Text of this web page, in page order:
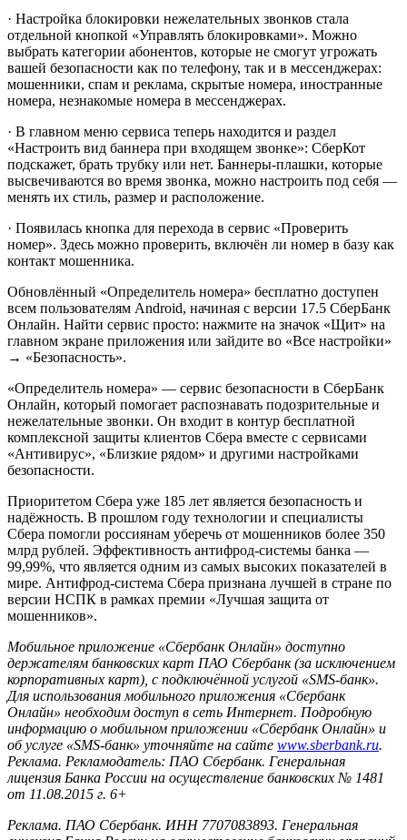
· Настройка блокировки нежелательных звонков стала
отдельной кнопкой «Управлять блокировками». Можно
выбрать категории абонентов, которые не смогут угрожать
вашей безопасности как по телефону, так и в мессенджерах:
мошенники, спам и реклама, скрытые номера, иностранные
номера, незнакомые номера в мессенджерах.
· В главном меню сервиса теперь находится и раздел
«Настроить вид баннера при входящем звонке»: СберКот
подскажет, брать трубку или нет. Баннеры-плашки, которые
высвечиваются во время звонка, можно настроить под себя —
менять их стиль, размер и расположение.
· Появилась кнопка для перехода в сервис «Проверить
номер». Здесь можно проверить, включён ли номер в базу как
контакт мошенника.
Обновлённый «Определитель номера» бесплатно доступен
всем пользователям Android, начиная с версии 17.5 СберБанк
Онлайн. Найти сервис просто: нажмите на значок «Щит» на
главном экране приложения или зайдите во «Все настройки»
→ «Безопасность».
«Определитель номера» — сервис безопасности в СберБанк
Онлайн, который помогает распознавать подозрительные и
нежелательные звонки. Он входит в контур бесплатной
комплексной защиты клиентов Сбера вместе с сервисами
«Антивирус», «Близкие рядом» и другими настройками
безопасности.
Приоритетом Сбера уже 185 лет является безопасность и
надёжность. В прошлом году технологии и специалисты
Сбера помогли россиянам уберечь от мошенников более 350
млрд рублей. Эффективность антифрод-системы банка ―
99,99%, что является одним из самых высоких показателей в
мире. Антифрод-система Сбера признана лучшей в стране по
версии НСПК в рамках премии «Лучшая защита от
мошенников».
Мобильное приложение «Сбербанк Онлайн» доступно
держателям банковских карт ПАО Сбербанк (за исключением
корпоративных карт), с подключённой услугой «SMS-банк».
Для использования мобильного приложения «Сбербанк
Онлайн» необходим доступ в сеть Интернет. Подробную
информацию о мобильном приложении «Сбербанк Онлайн» и
об услуге «SMS-банк» уточняйте на сайте www.sberbank.ru.
Реклама. Рекламодатель: ПАО Сбербанк. Генеральная
лицензия Банка России на осуществление банковских № 1481
от 11.08.2015 г. 6+
Реклама. ПАО Сбербанк. ИНН 7707083893. Генеральная